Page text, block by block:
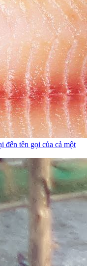
đến tên gọi của cả một